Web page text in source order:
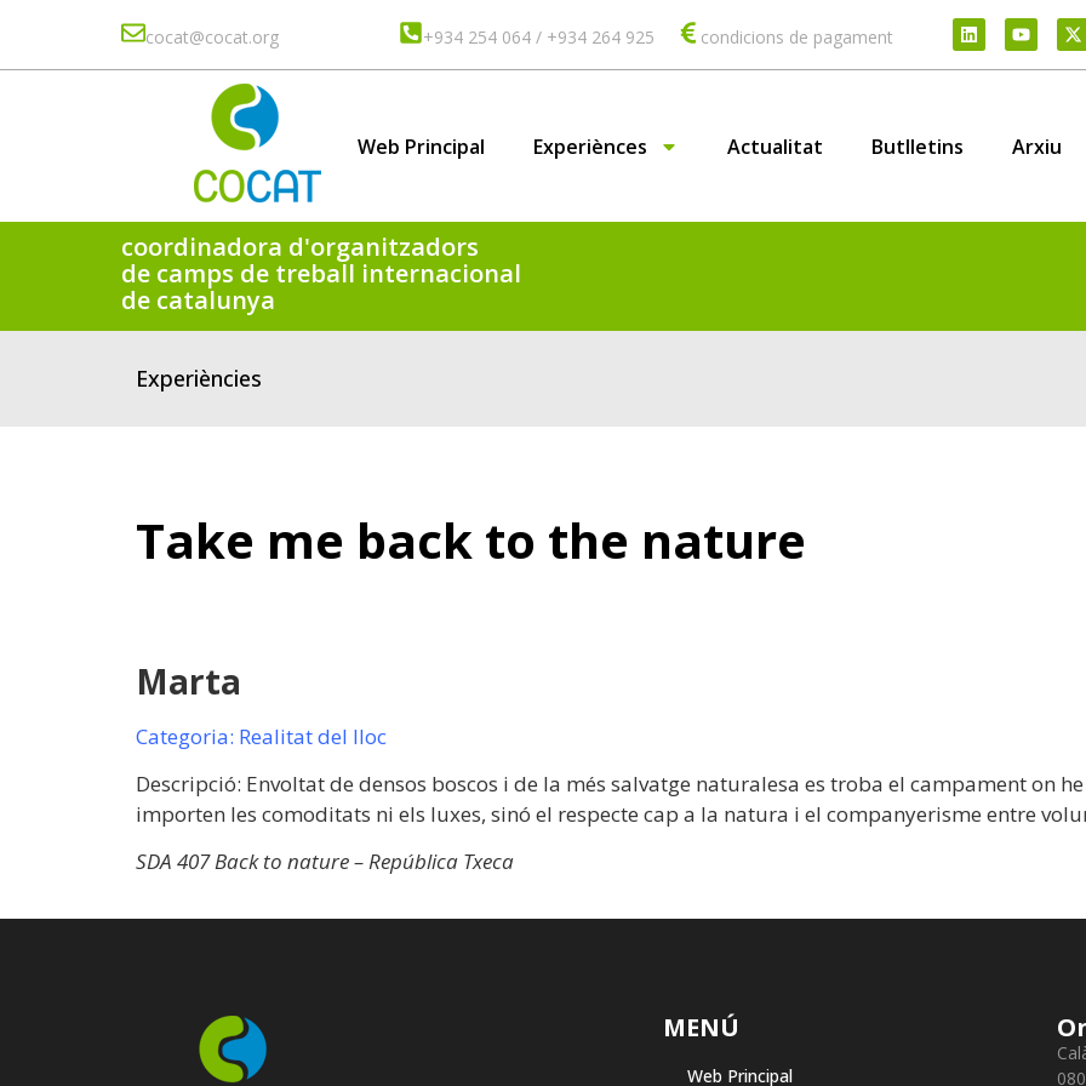
cocat@cocat.org +934 254 064 / +934 264 925 condicions de pagament
Web Principal Experiènces Actualitat Butlletins Arxiu
coordinadora d'organitzadors
de camps de treball internacional
de catalunya
Experiències
Take me back to the nature
Marta
Categoria: Realitat del lloc
Descripció: Envoltat de densos boscos i de la més salvatge naturalesa es troba el campament on
importen les comoditats ni els luxes, sinó el respecte cap a la natura i el companyerisme entre
SDA 407 Back to nature – República Txeca
MENÚ
Web Principal